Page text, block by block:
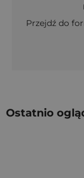
Przejdź do
Ostatnio